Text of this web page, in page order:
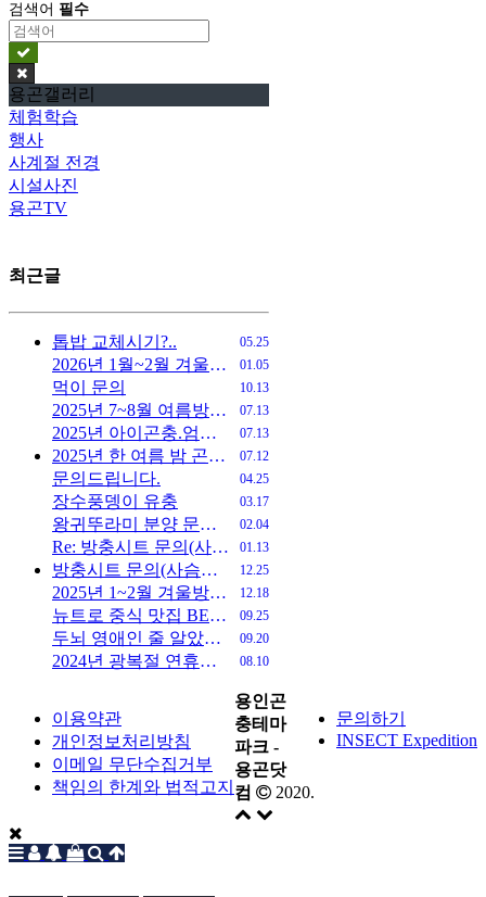
검색어 필수
용곤갤러리
체험학습
행사
사계절 전경
시설사진
용곤TV
최근글
05.25
톱밥 교체시기?..
01.05
2026년 1월~2월 겨울방학 시즌 개관 안내
10.13
먹이 문의
07.13
2025년 7~8월 여름방학 개관 일정
07.13
2025년 아이곤충.엄마힐링 캠프
07.12
2025년 한 여름 밤 곤충 채집
04.25
문의드립니다.
03.17
장수풍뎅이 유충
02.04
왕귀뚜라미 분양 문의드립니다
01.13
Re: 방충시트 문의(사슴벌레)
12.25
방충시트 문의(사슴벌레)
12.18
2025년 1~2월 겨울방학 개관 일정 안내
09.25
뉴트로 중식 맛집 BEST 5 기사인데 다른게 더 유용함.gisa
09.20
두뇌 영애인 줄 알았던 딸이 고문의 천재?
08.10
2024년 광복절 연휴기간 택배 발송 일정 안내
이용약관
개인정보처리방침
이메일 무단수집거부
책임의 한계와 법적고지
문의하기
INSECT Expedition
용인곤
충테마
파크 -
용곤닷
컴
2020.